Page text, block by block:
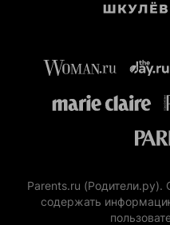
Parents.ru (Родители.ру).
содержать